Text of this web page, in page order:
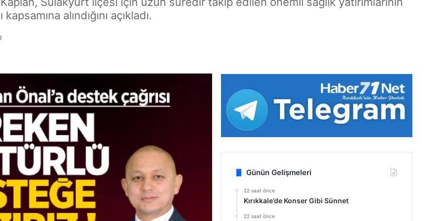
alındığını açıkladı.
Günün Gelişmeleri
22 saat önce
Kırıkkale’de Konser Gibi Sünnet
22 saat önce